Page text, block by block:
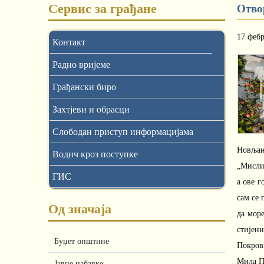
Сервис за грађане
Контакт
Радно вријеме
Грађански биро
Захтјеви и обрасци
Слободан приступ информацијама
Водич кроз поступке
ГИС
Од значаја
Буџет општине
17
а ове
сам се
да
Мила